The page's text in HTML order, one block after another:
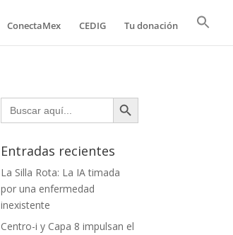
ConectaMex CEDIG Tu donación
Buscar: Botón de búsqueda
Entradas recientes
La Silla Rota: La IA timada
por una enfermedad
inexistente
Centro-i y Capa 8 impulsan el